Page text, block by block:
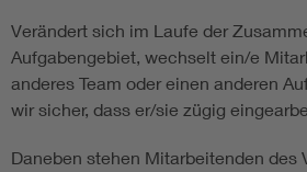
Verändert sich im Laufe der
Aufgabengebiet, wechselt ein/e
anderes Team oder einen anderen
wir sicher, dass er/sie zügig
Daneben stehen Mitarbeitenden des